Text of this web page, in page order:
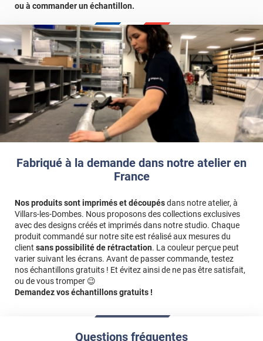
Fabriqué à la demande dans notre atelier en
France
Nos produits sont imprimés et découpésdans notre atelier, à
Villars-les-Dombes. Nous proposons des collections exclusives
avec des designs créés et imprimés dans notre studio. Chaque
produit commandé sur notre site est réalisé aux mesures du
client sans possibilité de rétractation. La couleur perçue peut
varier suivant les écrans. Avant de passer commande, testez
nos échantillons gratuits ! Et évitez ainsi de ne pas être satisfait,
ou de vous tromper 😉
Demandez vos échantillons gratuits !
Questions fréquentes
ou à commander un échantillon.